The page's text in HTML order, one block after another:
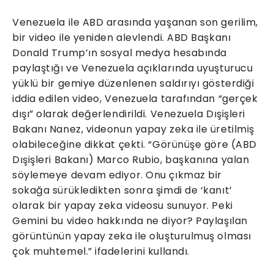
Venezuela ile ABD arasında yaşanan son gerilim,
bir video ile yeniden alevlendi. ABD Başkanı
Donald Trump’ın sosyal medya hesabında
paylaştığı ve Venezuela açıklarında uyuşturucu
yüklü bir gemiye düzenlenen saldırıyı gösterdiği
iddia edilen video, Venezuela tarafından “gerçek
dışı” olarak değerlendirildi. Venezuela Dışişleri
Bakanı Nanez, videonun yapay zeka ile üretilmiş
olabileceğine dikkat çekti. “Görünüşe göre (ABD
Dışişleri Bakanı) Marco Rubio, başkanına yalan
söylemeye devam ediyor. Onu çıkmaz bir
sokağa sürükledikten sonra şimdi de ‘kanıt’
olarak bir yapay zeka videosu sunuyor. Peki
Gemini bu video hakkında ne diyor? Paylaşılan
görüntünün yapay zeka ile oluşturulmuş olması
çok muhtemel.” ifadelerini kullandı.